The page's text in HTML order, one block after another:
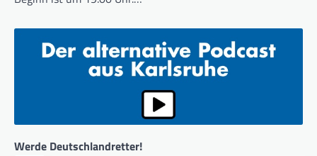
Werde Deutschlandretter!